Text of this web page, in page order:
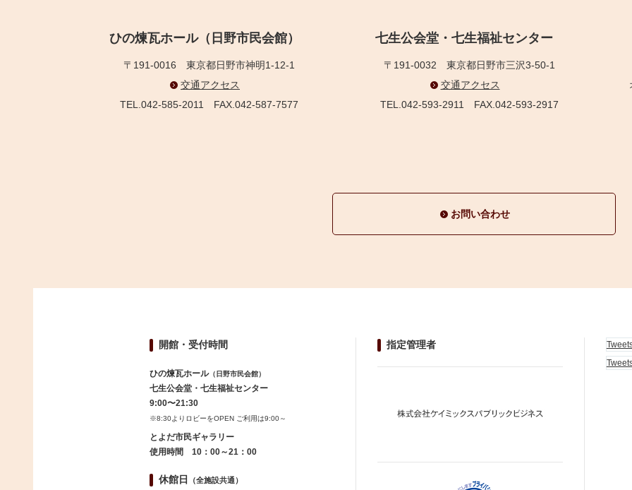
ひの煉瓦ホール（日野市民会館）
〒191-0016 東京都日野市神明1-12-1
交通アクセス
TEL.042-585-2011 FAX.042-587-7577
七生公会堂・七生福祉センター
〒191-0032 東京都日野市三沢3-50-1
交通アクセス
TEL.042-593-2911 FAX.042-593-2917
お問い合わせ
開館・受付時間
ひの煉瓦ホール（日野市民会館）
七生公会堂・七生福祉センター
9:00〜21:30
※8:30よりロビーをOPEN ご利用は9:00～
とよだ市民ギャラリー
使用時間 10：00～21：00
休館日 （全施設共通）
指定管理者